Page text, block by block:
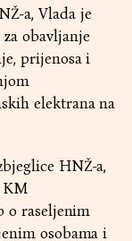
a, Vlada je
obavljanje
prijenosa i
elektrana na
HNŽ-a,
KM
o raseljenim
osobama i